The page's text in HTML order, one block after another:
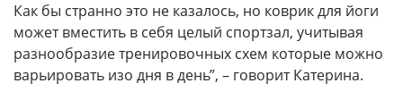
Как бы странно это не казалось, но коврик для йоги
может вместить в себя целый спортзал, учитывая
разнообразие тренировочных схем которые можно
варьировать изо дня в день”, – говорит Катерина.